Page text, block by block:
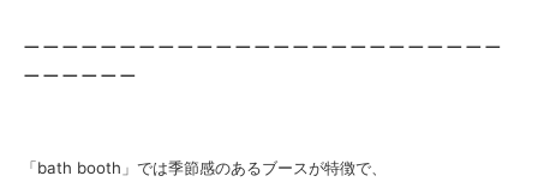
「bath booth」では季節感のあるブースが特徴で、